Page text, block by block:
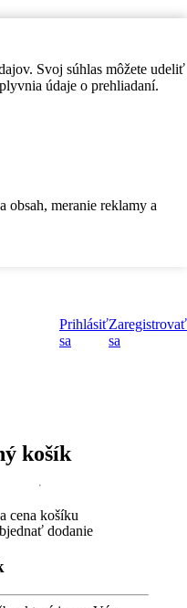
Svoj súhlas môžete udeliť
údaje o prehliadaní.
meranie reklamy a
Prihlásiť
sa
Zaregistrovať
sa
košík
Aktuálna cena košíku
cena košíku
dodanie